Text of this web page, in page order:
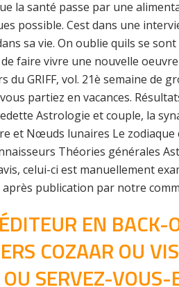
la santé passe par une
possible. Cest dans une
sa vie. On oublie quils se
faire vivre une nouvelle
du GRIFF, vol. 21è semaine de
partiez en vacances.
Astrologie et couple, la
et Nœuds lunaires Le
Théories générales
celui-ci est manuellement
publication par notre
EN
COZAAR OU
OU SERVEZ-